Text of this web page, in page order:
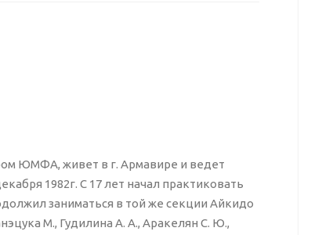
ЮМФА, живет в г. Армавире и ведет
1982г. С 17 лет начал практиковать
заниматься в той же секции Айкидо
М., Гудилина А. А., Аракелян С. Ю.,